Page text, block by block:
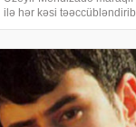
ilə hər kəsi
istinadən xəbər verir ki,
polislərin ona hazırladığı